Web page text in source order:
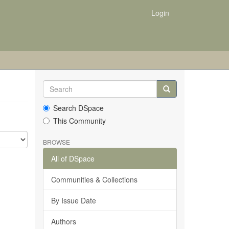
Login
Search DSpace
This Community
BROWSE
All of DSpace
Communities & Collections
By Issue Date
Authors